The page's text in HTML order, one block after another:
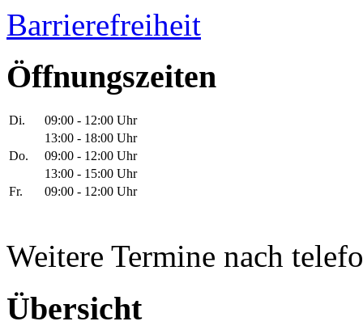
Barrierefreiheit
Öffnungszeiten
Di.
09:00 - 12:00 Uhr
13:00 - 18:00 Uhr
Do.
09:00 - 12:00 Uhr
13:00 - 15:00 Uhr
Fr.
09:00 - 12:00 Uhr
Weitere Termine nach
Übersicht